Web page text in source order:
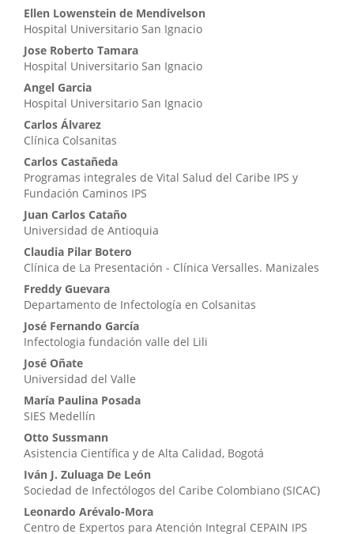
Ellen Lowenstein de Mendivelson
Hospital Universitario San Ignacio
Jose Roberto Tamara
Hospital Universitario San Ignacio
Angel Garcia
Hospital Universitario San Ignacio
Carlos Álvarez
Clínica Colsanitas
Carlos Castañeda
Programas integrales de Vital Salud del Caribe IPS y
Fundación Caminos IPS
Juan Carlos Cataño
Universidad de Antioquia
Claudia Pilar Botero
Clínica de La Presentación - Clínica Versalles. Manizales
Freddy Guevara
Departamento de Infectología en Colsanitas
José Fernando García
Infectologia fundación valle del Lili
José Oñate
Universidad del Valle
María Paulina Posada
SIES Medellín
Otto Sussmann
Asistencia Científica y de Alta Calidad, Bogotá
Iván J. Zuluaga De León
Sociedad de Infectólogos del Caribe Colombiano (SICAC)
Leonardo Arévalo-Mora
Centro de Expertos para Atención Integral CEPAIN IPS